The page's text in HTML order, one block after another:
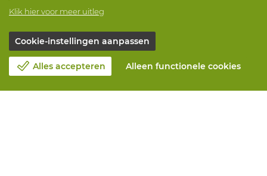
Klik hier voor meer uitleg
Cookie-instellingen aanpassen
Alles accepteren Alleen functionele cookies